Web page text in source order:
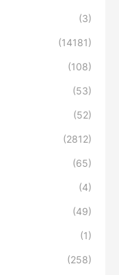
(3)
(14181)
(108)
(53)
(52)
(2812)
(65)
(4)
(49)
(1)
(258)